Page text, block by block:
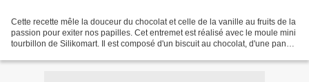
Cette recette mêle la douceur du chocolat et celle de la vanille au fruits de la
passion pour exiter nos papilles. Cet entremet est réalisé avec le moule mini
tourbillon de Silikomart. Il est composé d'un biscuit au chocolat, d'une panna